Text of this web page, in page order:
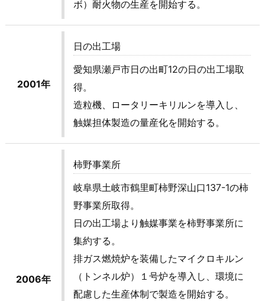
ボ）耐火物の生産を開始する。
2001年
日の出工場
愛知県瀬戸市日の出町12の日の出工場取
得。
造粒機、ロータリーキリルンを導入し、
触媒担体製造の量産化を開始する。
2006年
柿野事業所
岐阜県土岐市鶴里町柿野深山口137-1の柿
野事業所取得。
日の出工場より触媒事業を柿野事業所に
集約する。
排ガス燃焼炉を装備したマイクロキルン
（トンネル炉）１号炉を導入し、環境に
配慮した生産体制で製造を開始する。